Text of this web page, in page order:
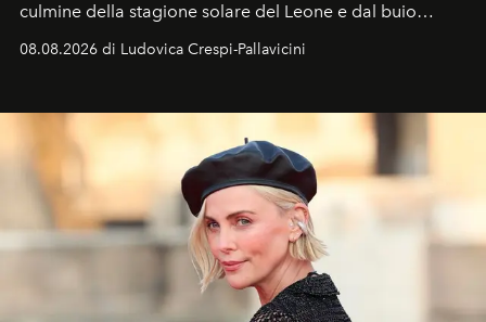
culmine della stagione solare del Leone e dal buio
favorevole della Luna nuova in Leone del 12 agosto,
ideale per la notte delle Perseidi.
08.08.2026 di Ludovica Crespi-Pallavicini